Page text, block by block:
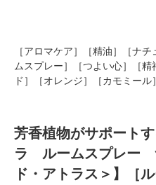
［アロマケア］［精油］［ナ
ムスプレー］［つよい心］［
ド］［オレンジ］［カモミール］
芳香植物がサポート
ラ ルームスプレー
ド・アトラス＞】［